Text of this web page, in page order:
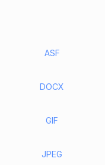
ASF
DOCX
GIF
JPEG